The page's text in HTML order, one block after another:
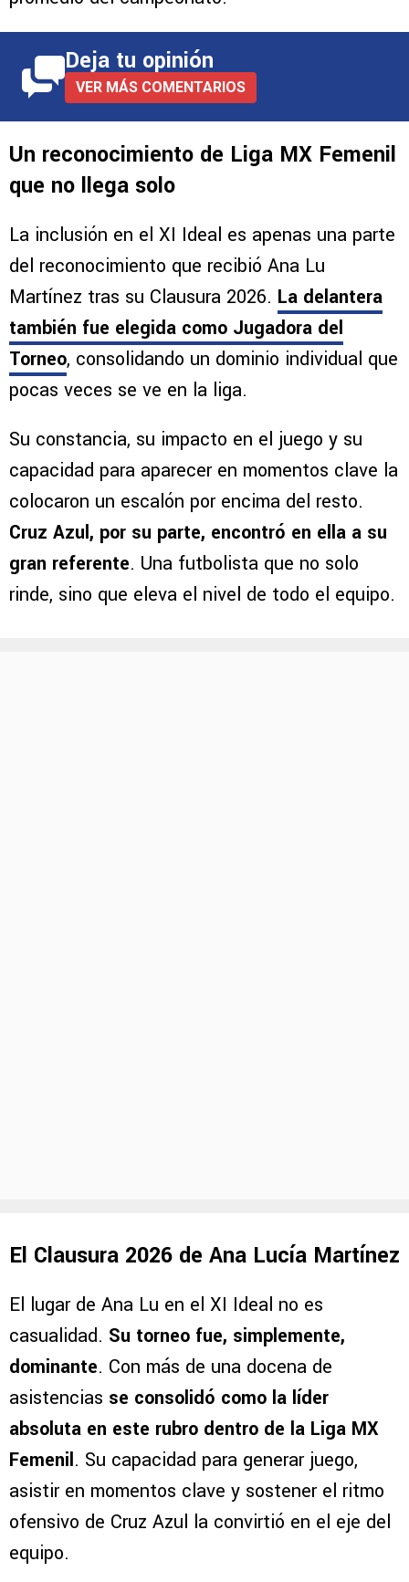
Deja tu opinión
VER MÁS COMENTARIOS
Un reconocimiento de Liga MX Femenil
que no llega solo
La inclusión en el XI Ideal es apenas una parte
del reconocimiento que recibió Ana Lu
Martínez tras su Clausura 2026. La delantera
también fue elegida como Jugadora del
Torneo, consolidando un dominio individual que
pocas veces se ve en la liga.
Su constancia, su impacto en el juego y su
capacidad para aparecer en momentos clave la
colocaron un escalón por encima del resto.
Cruz Azul, por su parte, encontró en ella a su
gran referente. Una futbolista que no solo
rinde, sino que eleva el nivel de todo el equipo.
El Clausura 2026 de Ana Lucía Martínez
El lugar de Ana Lu en el XI Ideal no es
casualidad. Su torneo fue, simplemente,
dominante. Con más de una docena de
asistencias se consolidó como la líder
absoluta en este rubro dentro de la Liga MX
Femenil. Su capacidad para generar juego,
asistir en momentos clave y sostener el ritmo
ofensivo de Cruz Azul la convirtió en el eje del
equipo.